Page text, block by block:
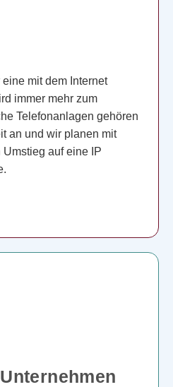
mit dem Internet
immer mehr zum
Telefonanlagen gehören
an und wir planen mit
Umstieg auf eine IP